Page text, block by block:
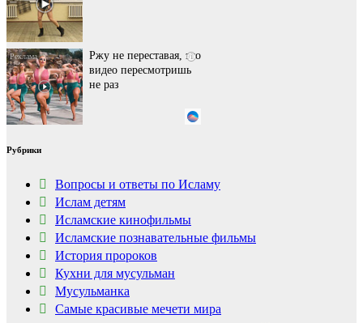
i
Ржу не переставая, это
видео пересмотришь
не раз
i
Королева вагона
отожгла! Видео не
Рубрики
Вопросы и ответы по Исламу
Ислам детям
Исламские кинофильмы
Исламские познавательные фильмы
История пророков
Кухни для мусульман
Мусульманка
Самые красивые мечети мира